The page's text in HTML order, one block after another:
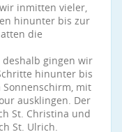
inmitten vieler,
hinunter bis zur
die
deshalb gingen wir
hinunter bis
mit
ausklingen. Der
St. Christina und
St. Ulrich.